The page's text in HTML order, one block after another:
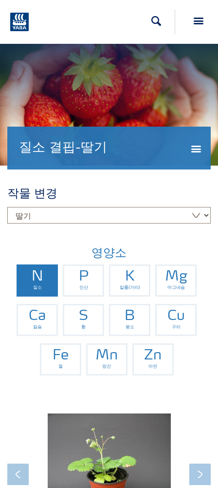
검색
질소 결핍-딸기
작물 변경
영양소
N
질소
P
인산
K
칼륨(가리)
Mg
마그네슘
Ca
칼슘
S
황
B
붕소
Cu
구리
Fe
철
Mn
망간
Zn
아연
Previous Next